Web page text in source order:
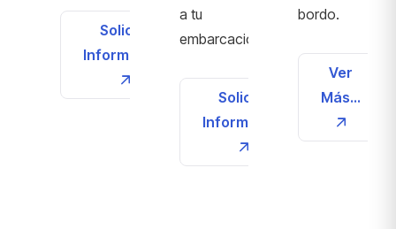
Solicita
Información
a tu
embarcación.
Solicita
Información
bordo.
Ver
Más...